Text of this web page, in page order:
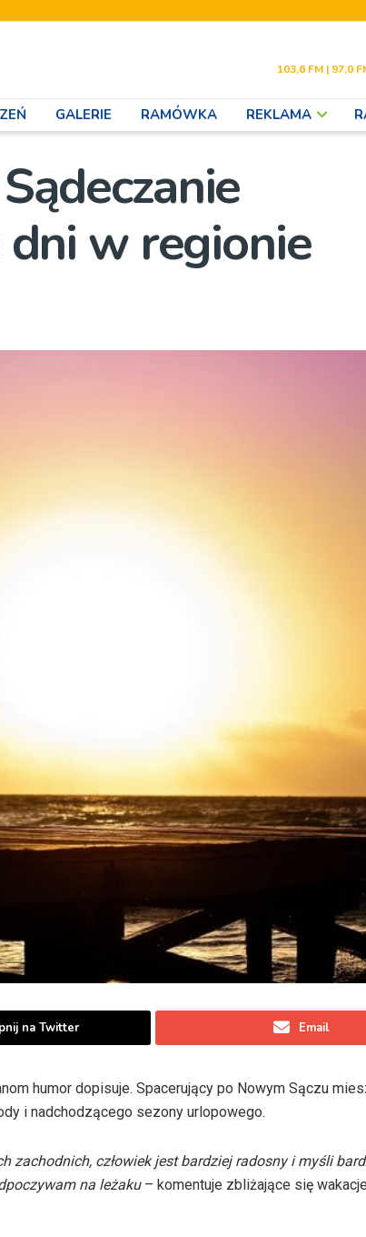
103,6 FM | 97,0
GALERIE RAMÓWKA REKLAMA
w regionie
na Twitter Email
humor dopisuje. Spacerujący po Nowym Sączu
i nadchodzącego sezony urlopowego.
zachodnich, człowiek jest bardziej radosny i myśli
na leżaku– komentuje zbliżające się wakacje